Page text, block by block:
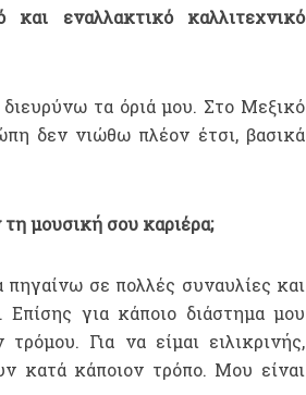
εναλλακτικό καλλιτεχνικό
τα όριά μου. Στο Μεξικό
δεν νιώθω πλέον έτσι, βασικά
μουσική σου καριέρα;
σε πολλές συναυλίες και
για κάποιο διάστημα μου
Για να είμαι ειλικρινής,
κατά κάποιον τρόπο. Μου είναι